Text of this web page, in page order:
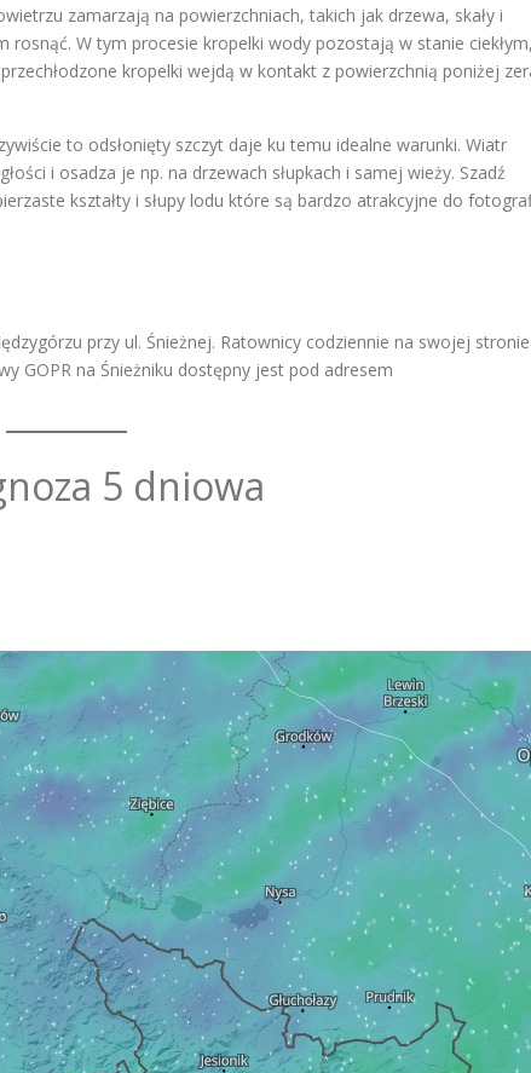
zamarzają na powierzchniach, takich jak drzewa, skały i
W tym procesie kropelki wody pozostają w stanie
kropelki wejdą w kontakt z powierzchnią poniżej
to odsłonięty szczyt daje ku temu idealne warunki. Wiatr
i osadza je np. na drzewach słupkach i samej wieży. Szadź
kształty i słupy lodu które są bardzo atrakcyjne do
przy ul. Śnieżnej. Ratownicy codziennie na swojej stronie
GOPR na Śnieżniku dostępny jest pod adresem
5 dniowa